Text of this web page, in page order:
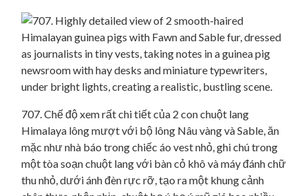
707. Chế độ xem rất chi tiết của 2 con chuột lang
Himalaya lông mượt với bộ lông Nâu vàng và Sable, ăn
mặc như nhà báo trong chiếc áo vest nhỏ, ghi chú trong
một tòa soạn chuột lang với bàn cỏ khô và máy đánh chữ
thu nhỏ, dưới ánh đèn rực rỡ, tạo ra một khung cảnh